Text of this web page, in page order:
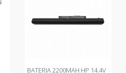
BATERIA 2200MAH HP 14.4V